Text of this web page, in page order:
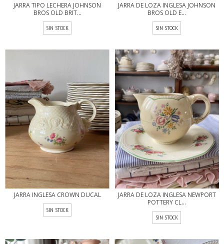
JARRA TIPO LECHERA JOHNSON
BROS OLD BRIT...
SIN STOCK
JARRA DE LOZA INGLESA JOHNSON
BROS OLD E...
SIN STOCK
JARRA INGLESA CROWN DUCAL
SIN STOCK
JARRA DE LOZA INGLESA NEWPORT
POTTERY CL...
SIN STOCK